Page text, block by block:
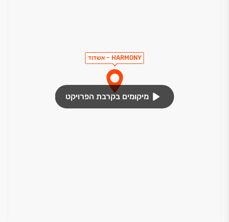
HARMONY – אשדוד
מיקומים בקרבת הפרויקט